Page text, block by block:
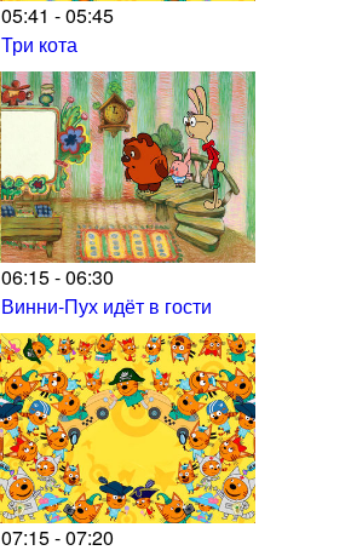
05:41 - 05:45
Три кота
06:15 - 06:30
Винни-Пух идёт в гости
07:15 - 07:20